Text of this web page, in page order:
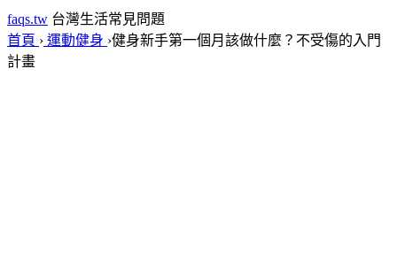
faqs.tw 台灣生活常見問題
首頁 › 運動健身 ›健身新手第一個月該做什麼？不受傷的入門
計畫